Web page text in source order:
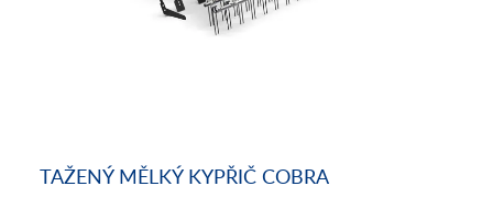
TAŽENÝ MĚLKÝ KYPŘIČ COBRA